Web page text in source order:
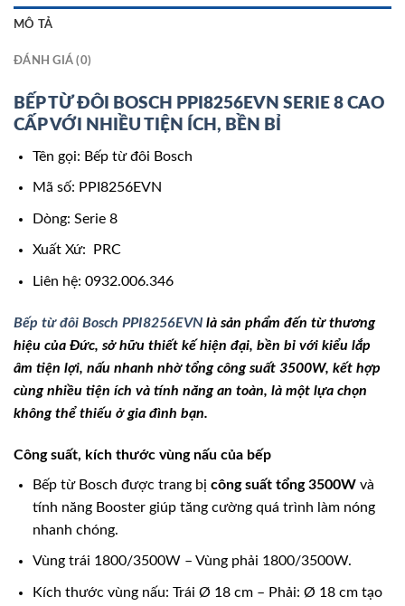
MÔ TẢ
ĐÁNH GIÁ (0)
BẾP TỪ ĐÔI BOSCH PPI8256EVN SERIE 8 CAO
CẤP VỚI NHIỀU TIỆN ÍCH, BỀN BỈ
Tên gọi: Bếp từ đôi Bosch
Mã số: PPI8256EVN
Dòng: Serie 8
Xuất Xứ: PRC
Liên hệ: 0932.006.346
Bếp từ đôi Bosch PPI8256EVN là sản phẩm đến từ thương
hiệu của Đức, sở hữu thiết kế hiện đại, bền bỉ với kiểu lắp
âm tiện lợi, nấu nhanh nhờ tổng công suất 3500W, kết hợp
cùng nhiều tiện ích và tính năng an toàn, là một lựa chọn
không thể thiếu ở gia đình bạn.
Công suất, kích thước vùng nấu của bếp
Bếp từ Bosch được trang bị công suất tổng 3500Wvà
tính năng Booster giúp tăng cường quá trình làm nóng
nhanh chóng.
Vùng trái 1800/3500W – Vùng phải 1800/3500W.
Kích thước vùng nấu: Trái Ø 18 cm – Phải: Ø 18 cm tạo